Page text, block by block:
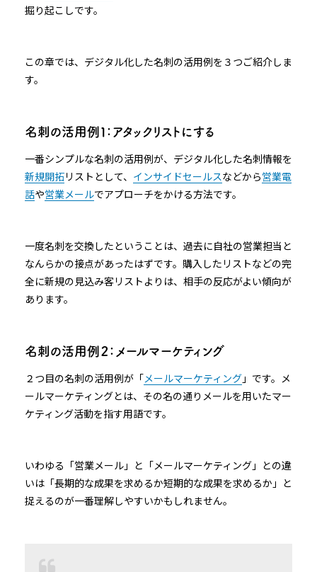
掘り起こしです。
この章では、デジタル化した名刺の活用例を３つご紹介しま
す。
名刺の活用例１：アタックリストにする
一番シンプルな名刺の活用例が、デジタル化した名刺情報を
新規開拓リストとして、 インサイドセールスなどから営業電
話や営業メールでアプローチをかける方法です。
一度名刺を交換したということは、過去に自社の営業担当と
なんらかの接点があったはずです。購入したリストなどの完
全に新規の見込み客リストよりは、相手の反応がよい傾向が
あります。
名刺の活用例２：メールマーケティング
２つ目の名刺の活用例が「メールマーケティング 」です。メ
ールマーケティングとは、その名の通りメールを用いたマー
ケティング活動を指す用語です。
いわゆる「営業メール」と「メールマーケティング」との違
いは「長期的な成果を求めるか短期的な成果を求めるか」と
捉えるのが一番理解しやすいかもしれません。